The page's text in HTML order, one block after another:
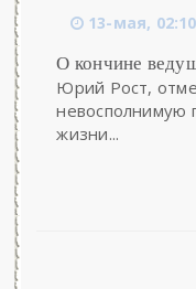
13-мая, 02:10
О кончине
Юрий Рост,
невосполнимую
жизни...